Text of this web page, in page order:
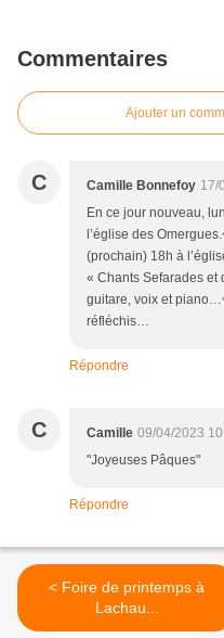
Commentaires
Ajouter un
C Camille Bonnefoy 17/
En ce jour nouveau,
l’église des
(prochain) 18h à
« Chants Sefarades et
guitare, voix et
réfléchis…
Répondre
C Camille 09/04/2023
"Joyeuses Pâques"
Répondre
< Foire de printemps à
Lachau...